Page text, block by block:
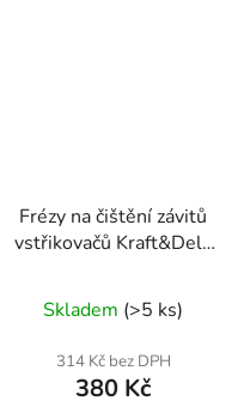
Frézy na čištění závitů
vstřikovačů Kraft&Dele
Skladem (>5 ks)
314 Kč bez DPH
380 Kč